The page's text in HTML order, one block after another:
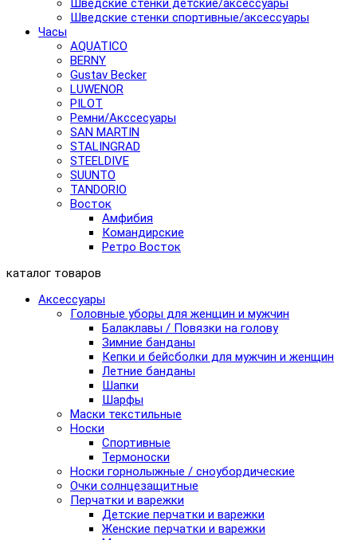
Шведские стенки детские/аксессуары
Шведские стенки спортивные/аксессуары
Часы
AQUATICO
BERNY
Gustav Becker
LUWENOR
PILOT
Pемни/Акссесуары
SAN MARTIN
STALINGRAD
STEELDIVE
SUUNTO
TANDORIO
Восток
Амфибия
Командирские
Ретро Восток
каталог товаров
Аксессуары
Головные уборы для женщин и мужчин
Балаклавы / Повязки на голову
Зимние банданы
Кепки и бейсболки для мужчин и женщин
Летние банданы
Шапки
Шарфы
Маски текстильные
Носки
Спортивные
Термоноски
Носки горнолыжные / сноубордические
Очки солнцезащитные
Перчатки и варежки
Детские перчатки и варежки
Женские перчатки и варежки